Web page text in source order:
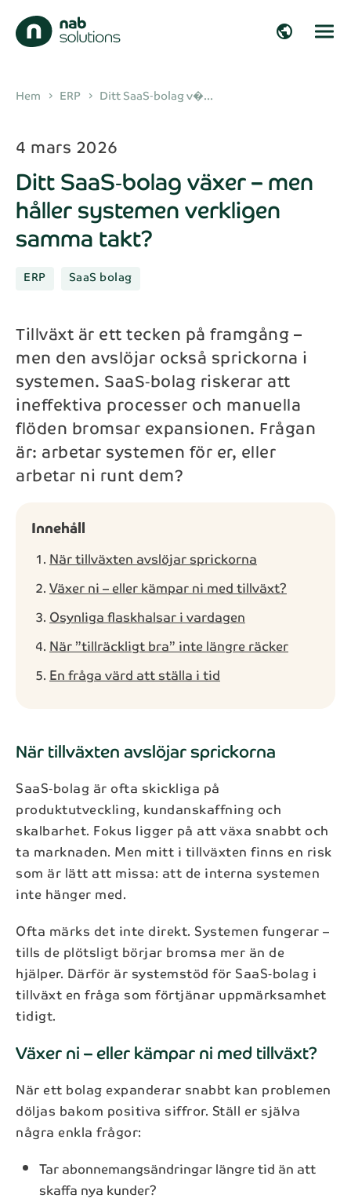
public
Hem chevron_right ERP chevron_right Ditt SaaS‑bolag v�...
4 mars 2026
Ditt SaaS‑bolag växer – men
håller systemen verkligen
samma takt?
ERP SaaS bolag
Tillväxt är ett tecken på framgång –
men den avslöjar också sprickorna i
systemen. SaaS‑bolag riskerar att
ineffektiva processer och manuella
flöden bromsar expansionen. Frågan
är: arbetar systemen för er, eller
arbetar ni runt dem?
Innehåll
När tillväxten avslöjar sprickorna
Växer ni – eller kämpar ni med tillväxt?
Osynliga flaskhalsar i vardagen
När ”tillräckligt bra” inte längre räcker
En fråga värd att ställa i tid
När tillväxten avslöjar sprickorna
SaaS‑bolag är ofta skickliga på
produktutveckling, kundanskaffning och
skalbarhet. Fokus ligger på att växa snabbt och
ta marknaden. Men mitt i tillväxten finns en risk
som är lätt att missa: att de interna systemen
inte hänger med.
Ofta märks det inte direkt. Systemen fungerar –
tills de plötsligt börjar bromsa mer än de
hjälper. Därför är systemstöd för SaaS‑bolag i
tillväxt en fråga som förtjänar uppmärksamhet
tidigt.
Växer ni – eller kämpar ni med tillväxt?
När ett bolag expanderar snabbt kan problemen
döljas bakom positiva siffror. Ställ er själva
några enkla frågor:
Tar abonnemangsändringar längre tid än att
skaffa nya kunder?
close
kort!
Efternamn*
Företag
E-post*
Telefon*
Meddelande
Genom att kontakta NAB kommer dina personuppgifter
behandlas enligt NAB:sintegritetspolicy
close